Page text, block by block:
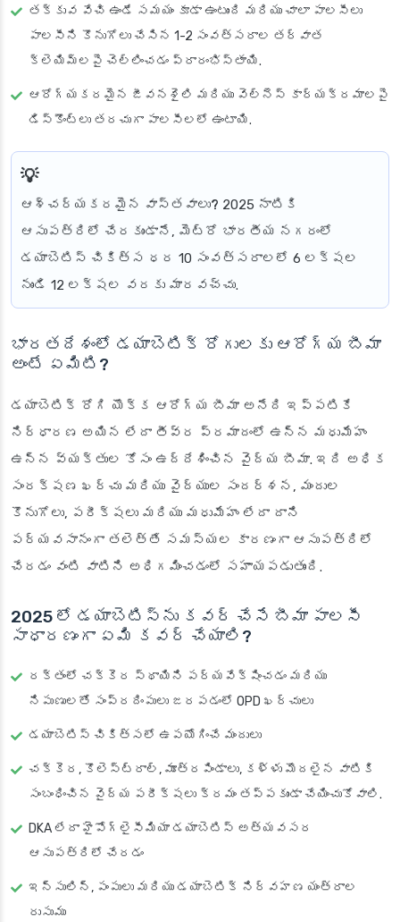
తక్కువ వేచి ఉండే సమయం కూడా ఉంటుంది మరియు చాలా పాలసీలు
పాలసీని కొనుగోలు చేసిన 1-2 సంవత్సరాల తర్వాత
క్లెయిమ్‌లపై చెల్లించడం ప్రారంభిస్తాయి.
ఆరోగ్యకరమైన జీవనశైలి మరియు వెల్‌నెస్ కార్యక్రమాలపై
డిస్కౌంట్లు తరచుగా పాలసీలలో ఉంటాయి.
ఆశ్చర్యకరమైన వాస్తవాలు? 2025 నాటికి
ఆసుపత్రిలో చేరకుండానే, మెట్రో భారతీయ నగరంలో
డయాబెటిస్ చికిత్స ధర 10 సంవత్సరాలలో 6 లక్షల
నుండి 12 లక్షల వరకు మారవచ్చు.
భారతదేశంలో డయాబెటిక్ రోగులకు ఆరోగ్య బీమా
అంటే ఏమిటి?
డయాబెటిక్ రోగి యొక్క ఆరోగ్య బీమా అనేది ఇప్పటికే
నిర్ధారణ అయిన లేదా తీవ్ర ప్రమాదంలో ఉన్న మధుమేహం
ఉన్న వ్యక్తుల కోసం ఉద్దేశించిన వైద్య బీమా. ఇది అధిక
సంరక్షణ ఖర్చు మరియు వైద్యుల సందర్శన, మందుల
కొనుగోలు, పరీక్షలు మరియు మధుమేహం లేదా దాని
పర్యవసానంగా తలెత్తే సమస్యల కారణంగా ఆసుపత్రిలో
చేరడం వంటి వాటిని అధిగమించడంలో సహాయపడుతుంది.
2025 లో డయాబెటిస్‌ను కవర్ చేసే బీమా పాలసీ
సాధారణంగా ఏమి కవర్ చేయాలి?
రక్తంలో చక్కెర స్థాయిని పర్యవేక్షించడం మరియు
నిపుణులతో సంప్రదింపులు జరపడంలో OPD ఖర్చులు
డయాబెటిస్ చికిత్సలో ఉపయోగించే మందులు
చక్కెర, కొలెస్ట్రాల్, మూత్రపిండాలు, కళ్ళు మొదలైన వాటికి
సంబంధించిన వైద్య పరీక్షలు క్రమం తప్పకుండా చేయించుకోవాలి.
DKA లేదా హైపోగ్లైసీమియా డయాబెటిస్ అత్యవసర
ఆసుపత్రిలో చేరడం
ఇన్సులిన్, పంపులు మరియు డయాబెటిక్ నిర్వహణ యంత్రాల
రుసుము